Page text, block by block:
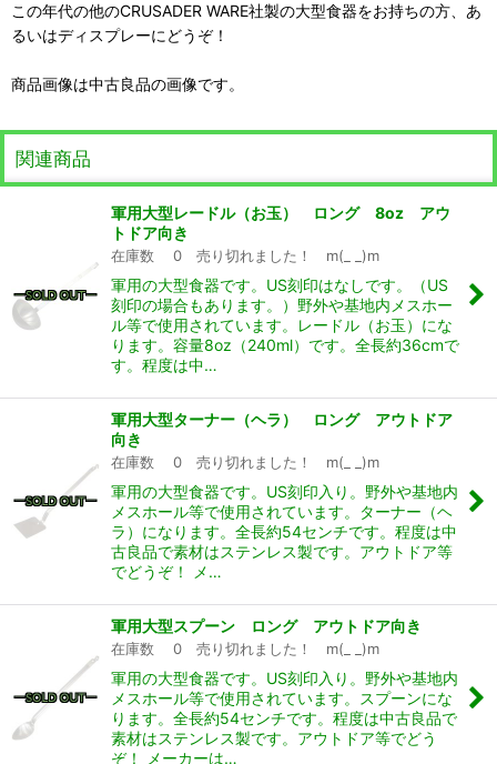
この年代の他のCRUSADER WARE社製の大型食器をお持ちの方、あ
るいはディスプレーにどうぞ！
商品画像は中古良品の画像です。
関連商品
軍用大型レードル（お玉） ロング 8oz アウ
トドア向き
在庫数 0 売り切れました！ m(_ _)m
軍用の大型食器です。US刻印はなしです。（US
刻印の場合もあります。）野外や基地内メスホー
ル等で使用されています。レードル（お玉）にな
ります。容量8oz（240ml）です。全長約36cmで
す。程度は中…
軍用大型ターナー（ヘラ） ロング アウトドア
向き
在庫数 0 売り切れました！ m(_ _)m
軍用の大型食器です。US刻印入り。野外や基地内
メスホール等で使用されています。ターナー（ヘ
ラ）になります。全長約54センチです。程度は中
古良品で素材はステンレス製です。アウトドア等
でどうぞ！ メ…
軍用大型スプーン ロング アウトドア向き
在庫数 0 売り切れました！ m(_ _)m
軍用の大型食器です。US刻印入り。野外や基地内
メスホール等で使用されています。スプーンにな
ります。全長約54センチです。程度は中古良品で
素材はステンレス製です。アウトドア等でどう
ぞ！ メーカーは…